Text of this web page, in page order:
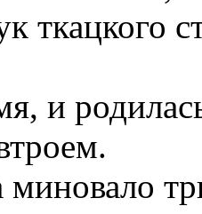
ткацкого
и
миновало